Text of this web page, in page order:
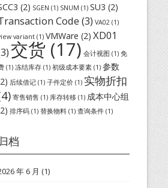
(2) SGEN (1) SNUM (1) SU3 (2)
Code (3) VA02 (1)
variant (1) VMWare (2) XD01
交货 (17) 会计视图 (1) 免
(1) 冻结库存 (1) 初级成本要素 (1) 参数
后续借记 (1) 子件定价 (1) 实物折扣
寄售销售 (1) 库存转移 (1) 成本中心组
排序码 (1) 替换物料 (1) 查询条件 (1)
档
年 6 月 (1)